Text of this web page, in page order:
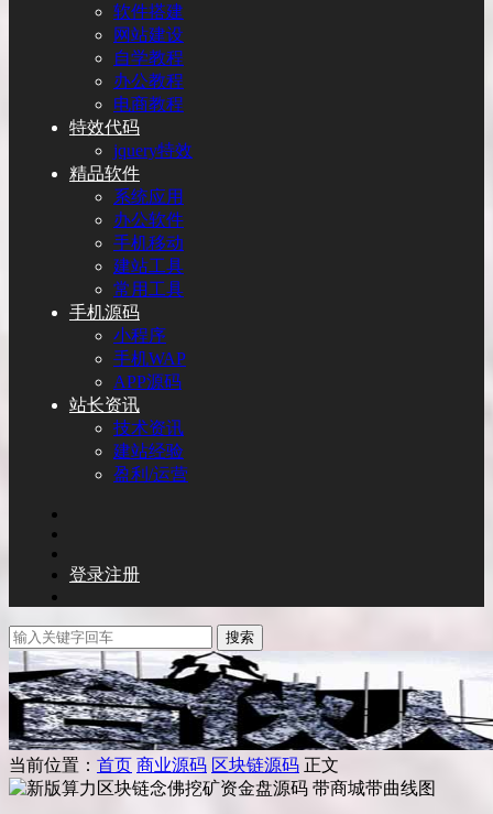
软件搭建
网站建设
自学教程
办公教程
电商教程
特效代码
jquery特效
精品软件
系统应用
办公软件
手机移动
建站工具
常用工具
手机源码
小程序
手机WAP
APP源码
站长资讯
技术资讯
建站经验
盈利/运营
登录注册
搜索
当前位置： 首页 商业源码 区块链源码 正文